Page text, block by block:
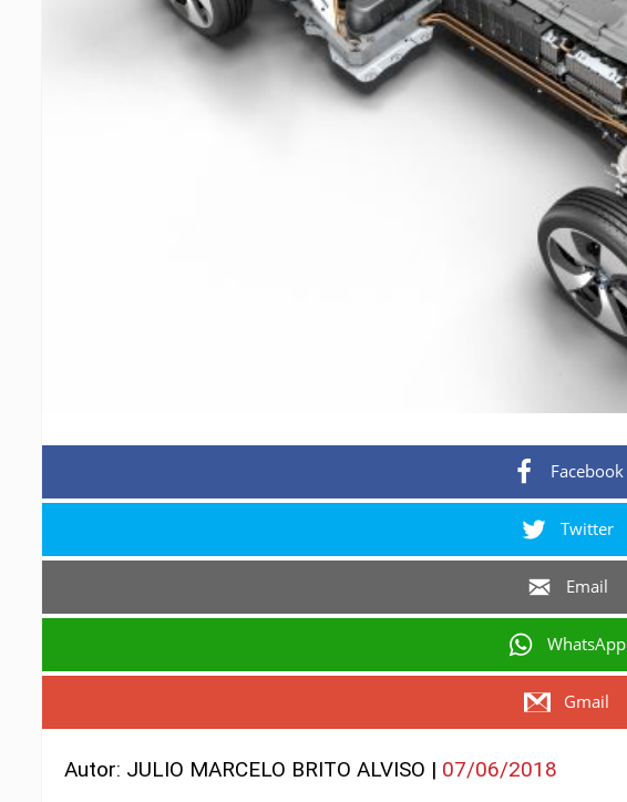
Facebook
Twitter
Email
WhatsApp
Gmail
Autor: JULIO MARCELO BRITO ALVISO | 07/06/2018